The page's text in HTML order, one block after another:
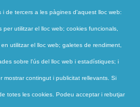
de tercers a les pàgines d'aquest lloc web:
utilitzar el lloc web; cookies funcionals,
utilitzar el lloc web; galetes de rendiment,
sobre l'ús del lloc web i estadístiques; i
contingut i publicitat rellevants. Si
totes les cookies. Podeu acceptar i rebutjar